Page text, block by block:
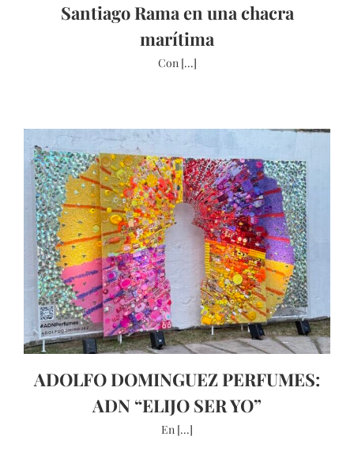
Santiago Rama en una chacra
marítima
Con [...]
ADOLFO DOMINGUEZ PERFUMES:
ADN “ELIJO SER YO”
En [...]